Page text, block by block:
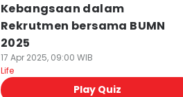
Kebangsaan dalam
Rekrutmen bersama BUMN
2025
17 Apr 2025, 09:00 WIB
Life
Play Quiz